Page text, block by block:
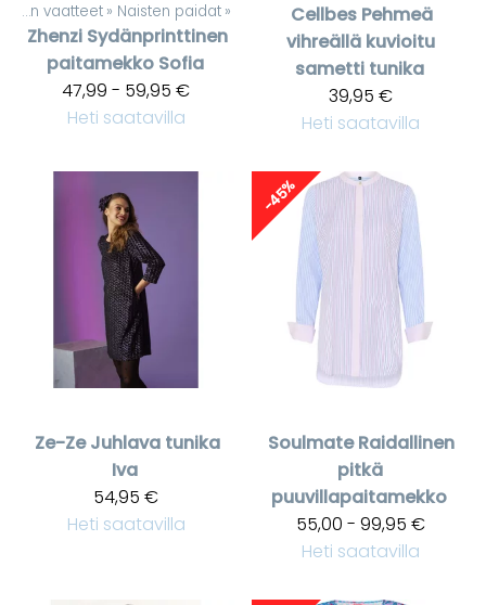
Naisten vaatteet ‪» Naisten paidat ‪»
Zhenzi Sydänprinttinen
paitamekko Sofia
47,99 - 59,95 €
Heti saatavilla
Cellbes Pehmeä
vihreällä kuvioitu
sametti tunika
39,95 €
Heti saatavilla
Ze-Ze Juhlava tunika
Iva
54,95 €
Heti saatavilla
-45%
Soulmate Raidallinen
pitkä
puuvillapaitamekko
55,00 - 99,95 €
Heti saatavilla